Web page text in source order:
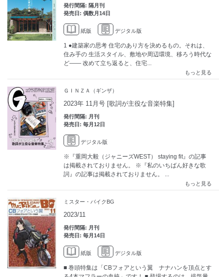
発行間隔: 隔月刊
発売日: 偶数月14日
紙版 デジタル版
1 ●建築家の思考 住宅のあり方を決めるもの。それは、
住み手の 生活スタイル、敷地や周辺環境、移ろう時代な
ど―― 改めて立ち返ると、住宅...
もっと見る
ＧＩＮＺＡ（ギンザ）
2023年 11月号 [歌詞が主役な音楽特集]
発行間隔: 月刊
発売日: 毎月12日
デジタル版
※『重岡大毅（ジャニーズWEST） staying fit』の記事
は掲載されておりません。 ※『私のいちばん好きな歌
詞』の記事は掲載されておりません。 ...
もっと見る
ミスター・バイクBG
2023/11
発行間隔: 月刊
発売日: 毎月14日
紙版 デジタル版
■ 巻頭特集は「CBフォアという翼 ナナハンを頂点とす